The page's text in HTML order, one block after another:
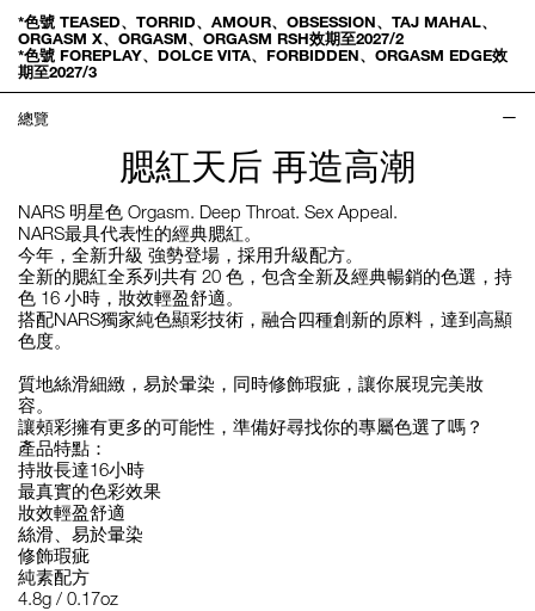
*色號 TEASED、TORRID、AMOUR、OBSESSION、TAJ MAHAL、
ORGASM X、ORGASM、ORGASM RSH效期至2027/2
*色號 FOREPLAY、DOLCE VITA、FORBIDDEN、ORGASM EDGE效
期至2027/3
總覽
腮紅天后 再造高潮
NARS 明星色 Orgasm. Deep Throat. Sex Appeal.
NARS最具代表性的經典腮紅。
今年，全新升級 強勢登場，採用升級配方。
全新的腮紅全系列共有 20 色，包含全新及經典暢銷的色選，持
色 16 小時，妝效輕盈舒適。
搭配NARS獨家純色顯彩技術，融合四種創新的原料，達到高顯
色度。
質地絲滑細緻，易於暈染，同時修飾瑕疵，讓你展現完美妝
容。
讓頰彩擁有更多的可能性，準備好尋找你的專屬色選了嗎？
產品特點：
持妝長達16小時
最真實的色彩效果
妝效輕盈舒適
絲滑、易於暈染
修飾瑕疵
純素配方
4.8g / 0.17oz